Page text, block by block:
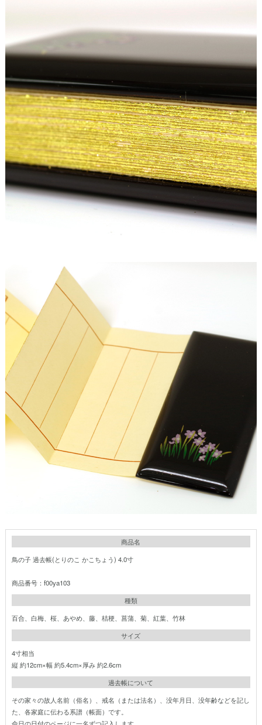
商品名
鳥の子 過去帳(とりのこ かこちょう) 4.0寸
商品番号：f00ya103
種類
百合、白梅、桜、あやめ、藤、桔梗、菖蒲、菊、紅葉、竹林
サイズ
4寸相当
縦 約12cm×幅 約5.4cm×厚み 約2.6cm
過去帳について
その家々の故人名前（俗名）、戒名（または法名）、没年月日、没年齢などを記し
た、各家庭に伝わる系譜（帳面）です。